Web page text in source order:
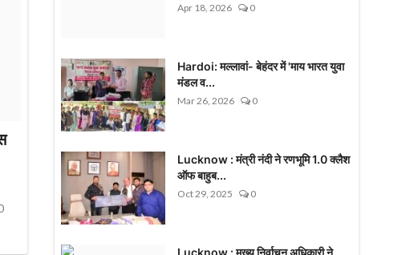
Apr 18, 2026 0
Hardoi: मल्लावां- बेहंदर में 'माय भारत युवा
मंडल व...
Mar 26, 2026 0
Lucknow : मंत्री नंदी ने रणभूमि 1.0 क्लैश
ऑफ बाहुब...
Oct 29, 2025 0
Lucknow : मुख्य निर्वाचन अधिकारी ने